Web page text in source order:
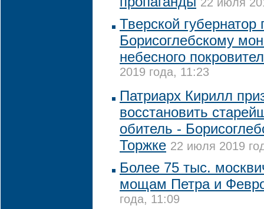
Тверской губернатор
Борисоглебскому
небесного
2019 года, 11:23
Патриарх Кирилл
восстановить
обитель -
Торжке 22 июля 2019
Более 75 тыс.
мощам Петра и
года, 11:09